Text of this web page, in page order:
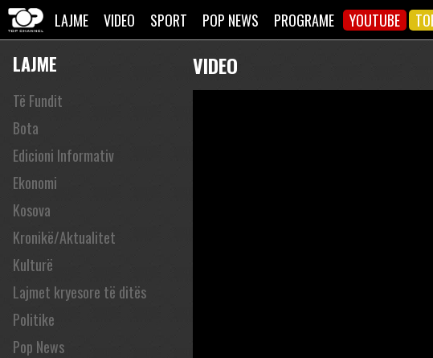
LAJME VIDEO SPORT POP NEWS PROGRAME YOUTUBE
LAJME
Të Fundit
Bota
Edicioni Informativ
Ekonomi
Kosova
Kronikë/Aktualitet
Kulturë
Lajmet kryesore të ditës
Politike
Pop News
VIDEO